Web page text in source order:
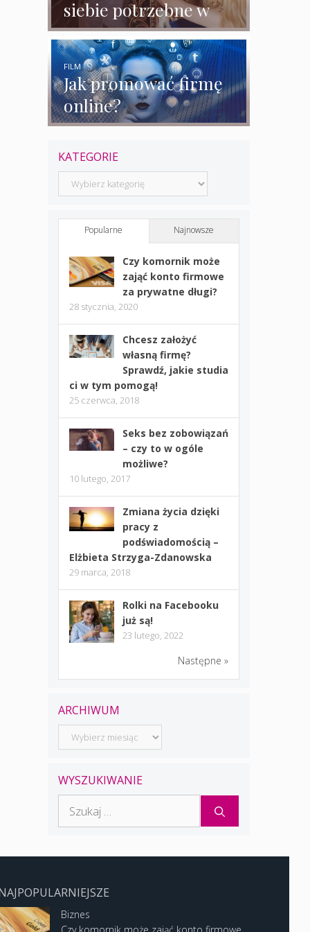
siebie potrzebne w
biznesie?
Jak promować firmę
online?
FILM
KATEGORIE
Kategorie
Popularne Najnowsze
Czy komornik może
zająć konto firmowe
za prywatne długi?
28 stycznia, 2020
Chcesz założyć
własną firmę?
Sprawdź, jakie studia
ci w tym pomogą!
25 czerwca, 2018
Seks bez zobowiązań
– czy to w ogóle
możliwe?
10 lutego, 2017
Zmiana życia dzięki
pracy z
podświadomością –
Elżbieta Strzyga-Zdanowska
29 marca, 2018
Rolki na Facebooku
już są!
23 lutego, 2022
Następne »
ARCHIWUM
Archiwum
WYSZUKIWANIE
Biznes